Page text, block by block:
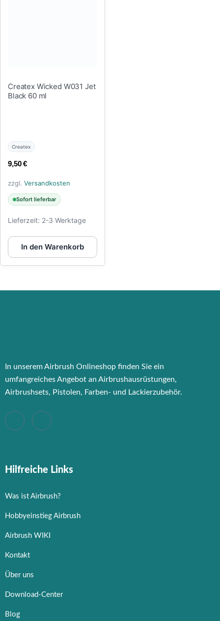
Createx Wicked W031 Jet
Black 60 ml
Createx
9,50€
zzgl. Versandkosten
Sofort lieferbar
Lieferzeit: 2-3 Werktage
In den Warenkorb
In unserem Airbrush Onlineshop finden Sie ein
umfangreiches Angebot an Airbrushausrüstungen,
Airbrushsets, Pistolen, Farben- und Lackierzubehör.
Hilfreiche Links
Was ist Airbrush?
Hobbyeinstieg Airbrush
Airbrush WIKI
Kontakt
Über uns
Download-Center
Blog